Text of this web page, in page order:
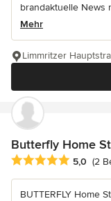
brandaktuelle News
Mehr
Limmritzer
Butterfly Home
Durchschnittliche
5,0 (2
BUTTERFLY Home